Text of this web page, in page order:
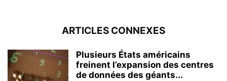
ARTICLES CONNEXES
Plusieurs États américains
freinent l’expansion des centres
de données des géants...